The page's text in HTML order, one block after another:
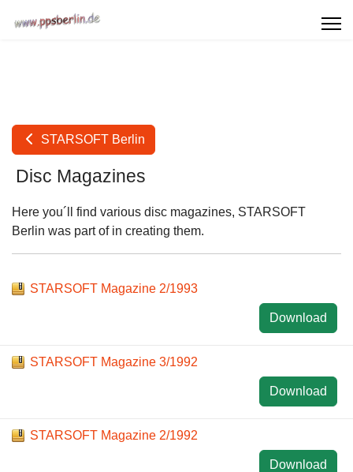
STARSOFT Berlin
Disc Magazines
Here you´ll find various disc magazines, STARSOFT
Berlin was part of in creating them.
STARSOFT Magazine 2/1993
Download
STARSOFT Magazine 3/1992
Download
STARSOFT Magazine 2/1992
Download